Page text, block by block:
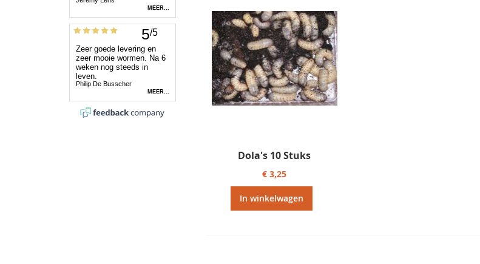
Dola's 10 Stuks
€ 3,25
In winkelwagen